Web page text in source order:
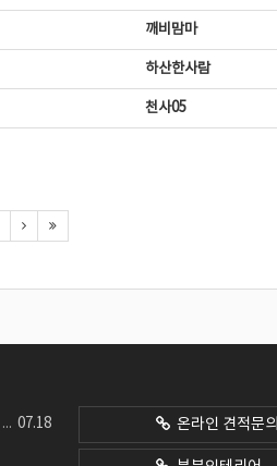
깨비맘마
하산한사람
천사05
07.18 온라인 견적문의